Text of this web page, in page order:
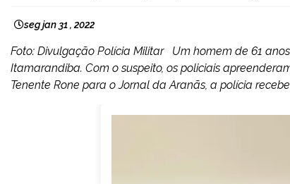
NOTÍCIAS
seg jan 31 , 2022
Foto: Divulgação Polícia Militar Um homem de 61
Itamarandiba. Com o suspeito, os policiais
Tenente Rone para o Jornal da Aranãs, a polícia